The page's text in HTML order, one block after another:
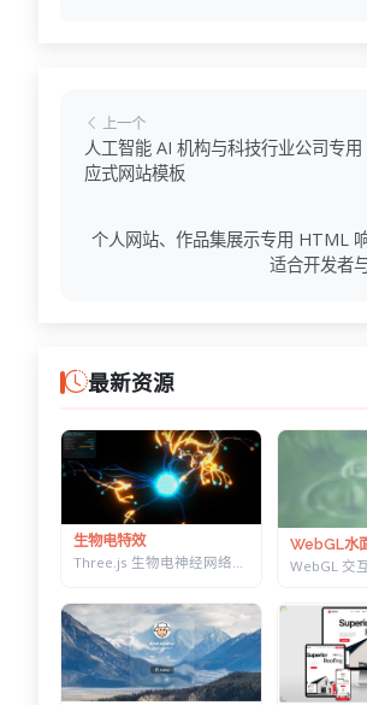
team-carousel.html
team-details.html
上一个
人工智能 AI 机构与科技行业公司专
应式网站模板
个人网站、作品集展示专用 HTML 响
适合开发者
最新资源
生物电特效
Three.js 生物电神经网络特效 — 点击触发脉冲传导，带实时 HUD 数据面板
WebGL水